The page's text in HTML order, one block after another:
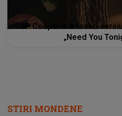
JP Cooper a lansat o
„Need You
STIRI MONDENE